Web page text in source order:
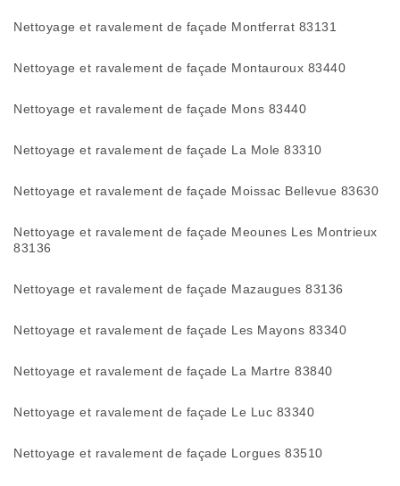
Nettoyage et ravalement de façade Montferrat 83131
Nettoyage et ravalement de façade Montauroux 83440
Nettoyage et ravalement de façade Mons 83440
Nettoyage et ravalement de façade La Mole 83310
Nettoyage et ravalement de façade Moissac Bellevue 83630
Nettoyage et ravalement de façade Meounes Les Montrieux
83136
Nettoyage et ravalement de façade Mazaugues 83136
Nettoyage et ravalement de façade Les Mayons 83340
Nettoyage et ravalement de façade La Martre 83840
Nettoyage et ravalement de façade Le Luc 83340
Nettoyage et ravalement de façade Lorgues 83510